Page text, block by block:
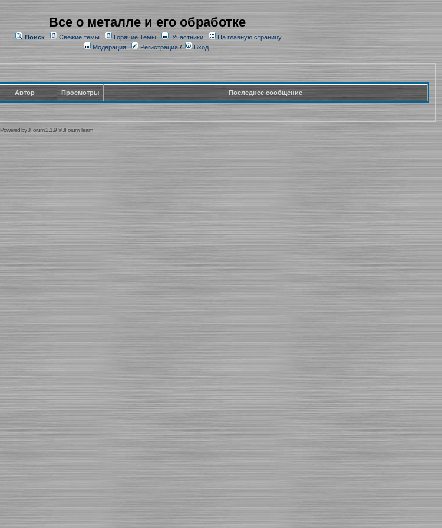
Все о металле и его обработке
Поиск Свежие темы Горячие Темы Участники
На главную страницу
Модерация
Регистрация/ Вход
Автор Просмотры Последнее сообщение
Powered byJForum 2.1.9©JForum Team